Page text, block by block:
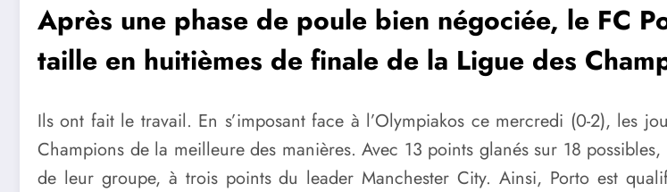
Après une phase de poule bien négociée, le FC
taille en huitièmes de finale de la Ligue des
Ils ont fait le travail. En s’imposant face à l’Olympiakos ce mercredi (0-2), les
Champions de la meilleure des manières. Avec 13 points glanés sur 18
de leur groupe, à trois points du leader Manchester City. Ainsi, Porto est